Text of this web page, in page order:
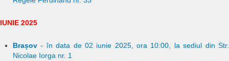
IUNIE 2025
Brașov - în data de 02 iunie 2025, ora 10:00, la sediul din Str.
Nicolae Iorga nr. 1